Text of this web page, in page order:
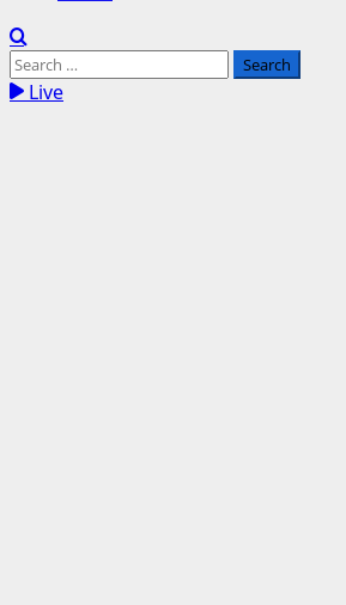
Search
for:Live